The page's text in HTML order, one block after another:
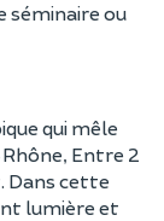
séminaire ou
qui mêle
Entre 2
Dans cette
lumière et